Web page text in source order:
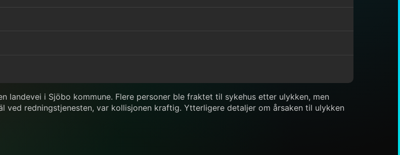
landevei i Sjöbo kommune. Flere personer ble fraktet til sykehus etter ulykken, men
redningstjenesten, var kollisjonen kraftig. Ytterligere detaljer om årsaken til ulykken